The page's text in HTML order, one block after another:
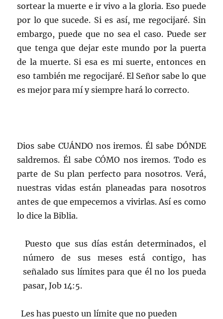
sortear la muerte e ir vivo a la gloria. Eso puede
por lo que sucede. Si es así, me regocijaré. Sin
embargo, puede que no sea el caso. Puede ser
que tenga que dejar este mundo por la puerta
de la muerte. Si esa es mi suerte, entonces en
eso también me regocijaré. El Señor sabe lo que
es mejor para mí y siempre hará lo correcto.
Dios sabe CUÁNDO nos iremos. Él sabe DÓNDE
saldremos. Él sabe CÓMO nos iremos. Todo es
parte de Su plan perfecto para nosotros. Verá,
nuestras vidas están planeadas para nosotros
antes de que empecemos a vivirlas. Así es como
lo dice la Biblia.
Puesto que sus días están determinados, el
número de sus meses está contigo, has
señalado sus límites para que él no los pueda
pasar, Job 14:5.
Les has puesto un límite que no pueden